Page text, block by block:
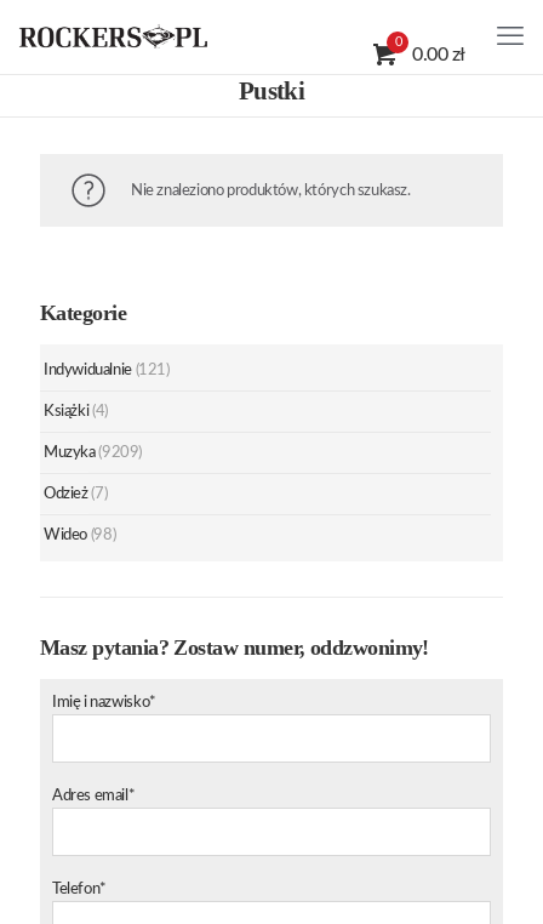
0
0.00 zł
Pustki
Nie znaleziono produktów, których szukasz.
Kategorie
Indywidualnie (121)
Książki (4)
Muzyka (9209)
Odzież (7)
Wideo (98)
Masz pytania? Zostaw numer, oddzwonimy!
Imię i nazwisko*
Adres email*
Telefon*